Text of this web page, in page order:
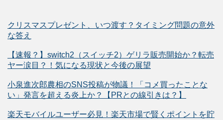
クリスマスプレゼント、いつ渡す？タイミング問題の意外
な答え
【速報？】switch2（スイッチ2）ゲリラ販売開始か？転売
ヤー涙目？！気になる現状と今後の展望
小泉進次郎農相のSNS投稿が物議！「コメ買ったことな
い」発言を超える炎上か？【PRとの線引きは？】
楽天モバイルユーザー必見！楽天市場で賢くポイントを貯